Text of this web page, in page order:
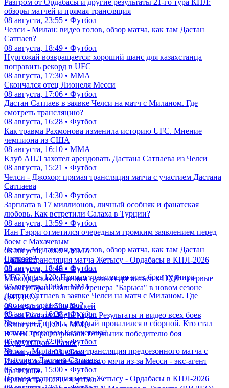
Разгром от Ордабасы и другие результаты 21-го тура КПЛ:
обзоры матчей и прямая трансляция
08 августа, 23:55 • Футбол
Челси - Милан: видео голов, обзор матча, как там Дастан
Сатпаев?
08 августа, 18:49 • Футбол
Нургожай возвращается: хороший шанс для казахстанца
поправить рекорд в UFC
08 августа, 17:30 • ММА
Скончался отец Лионеля Месси
08 августа, 17:06 • Футбол
Дастан Сатпаев в заявке Челси на матч с Миланом. Где
смотреть трансляцию?
08 августа, 16:28 • Футбол
Как травма Рахмонова изменила историю UFC. Мнение
чемпиона из США
08 августа, 16:10 • ММА
Клуб АПЛ захотел арендовать Дастана Сатпаева из Челси
08 августа, 15:21 • Футбол
Челси - Джохор: прямая трансляция матча с участием Дастана
Сатпаева
08 августа, 14:30 • Футбол
Зарплата в 17 миллионов, личный особняк и фанатская
любовь. Как встретили Салаха в Турции?
08 августа, 13:59 • Футбол
Иан Гэрри отметился очередным громким заявлением перед
боем с Махачевым
08 августа, 13:09 • ММА
Прямая трансляция матча Жетысу - Ордабасы в КПЛ-2026
08 августа, 12:16 • Футбол
Молодым казахстанцам нужно стремиться в НХЛ – первые
комментарии главного тренера "Барыса" в новом сезоне
(ВИДЕО)
08 августа, 11:53 • Хоккей
Naiza Diamond Fight Night: Результаты и видео всех боев
08 августа, 11:21 • ММА
В WBC гарантировали титульник победителю боя
Нурсултанов - Рамос
08 августа, 11:08 • Бокс
Неймар остался без Золотого мяча из-за Месси - экс-агент
бразильца
08 августа, 10:11 • Футбол
Челси - Милан: видео голов, обзор матча, как там Дастан
Сатпаев?
08 августа, 18:49 • Футбол
UFC Vegas 120: Прямая трансляция всех боев турнира
07 августа, 19:04 • ММА
Дастан Сатпаев в заявке Челси на матч с Миланом. Где
смотреть трансляцию?
08 августа, 16:28 • Футбол
Чемпион Европы, который провалился в сборной. Кто стал
новым тренером Казахстана?
06 августа, 22:00 • Футбол
Челси - Милан: прямая трансляция предсезонного матча с
участием Дастана Сатпаева
07 августа, 15:00 • Футбол
Прямая трансляция матча Жетысу - Ордабасы в КПЛ-2026